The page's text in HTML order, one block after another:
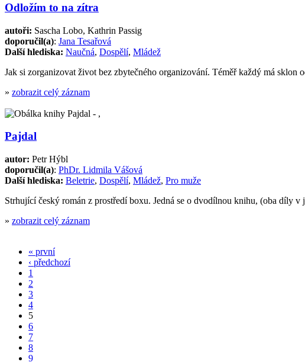
Odložím to na zítra
autoři: Sascha Lobo, Kathrin Passig
doporučil(a): Jana Tesařová
Další hlediska: Naučná, Dospělí, Mládež
Jak si zorganizovat život bez zbytečného organizování. Téměř každý má
» zobrazit celý záznam
Pajdal
autor: Petr Hýbl
doporučil(a): PhDr. Lidmila Vášová
Další hlediska: Beletrie, Dospělí, Mládež, Pro muže
Strhující český román z prostředí boxu. Jedná se o dvodílnou knihu, (oba díly
» zobrazit celý záznam
« první
‹ předchozí
1
2
3
4
5
6
7
8
9